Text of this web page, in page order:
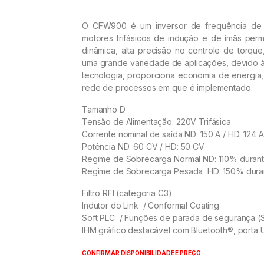
O CFW900 é um inversor de frequência
motores trifásicos de indução e de ímãs
dinâmica, alta precisão no controle de
uma grande variedade de aplicações, devido
tecnologia, proporciona economia de
rede de processos em que é implementado.
Tamanho D
Tensão de Alimentação: 220V Trifásica
Corrente nominal de saída ND: 150 A / HD: 124 A
Potência ND: 60 CV / HD: 50 CV
Regime de Sobrecarga Normal ND: 110%
Regime de Sobrecarga Pesada HD: 150%
Filtro RFI (categoria C3)
Indutor do Link / Conformal Coating
Soft PLC / Funções de parada de segurança
IHM gráfico destacável com Bluetooth®, porta
CONFIRMAR DISPONIBILIDADE E PREÇO